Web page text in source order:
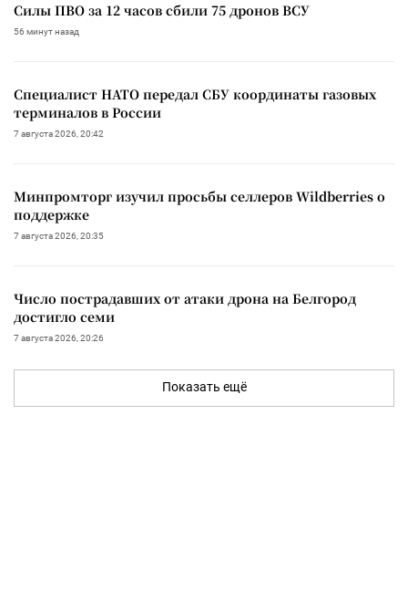
Силы ПВО за 12 часов сбили 75 дронов ВСУ
56 минут назад
Специалист НАТО передал СБУ координаты газовых
терминалов в России
7 августа 2026, 20:42
Минпромторг изучил просьбы селлеров Wildberries о
поддержке
7 августа 2026, 20:35
Число пострадавших от атаки дрона на Белгород
достигло семи
7 августа 2026, 20:26
Показать ещё